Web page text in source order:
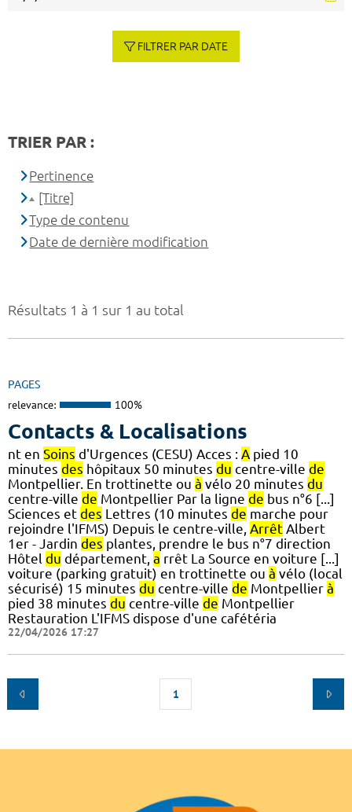
Résultats 1 à 1 sur 1 au total
PAGES
relevance: 100%
Contacts & Localisations
nt en Soins d'Urgences (CESU) Acces : A pied 10
minutes des hôpitaux 50 minutes du centre-ville de
Montpellier. En trottinette ou à vélo 20 minutes du
centre-ville de Montpellier Par la ligne de bus n°6 [...]
Sciences et des Lettres (10 minutes de marche pour
rejoindre l'IFMS) Depuis le centre-ville, Arrêt Albert
1er - Jardin des plantes, prendre le bus n°7 direction
Hôtel du département, a rrêt La Source en voiture [...]
voiture (parking gratuit) en trottinette ou à vélo (local
sécurisé) 15 minutes du centre-ville de Montpellier à
pied 38 minutes du centre-ville de Montpellier
Restauration L'IFMS dispose d'une cafétéria
22/04/2026 17:27
1
FILTRER PAR DATE
TRIER PAR :
Pertinence
[Titre]
Type de contenu
Date de dernière modification